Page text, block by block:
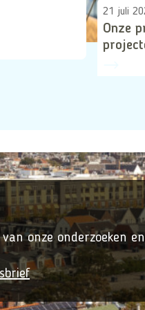
21 juli
Onze
onze onderzoeken